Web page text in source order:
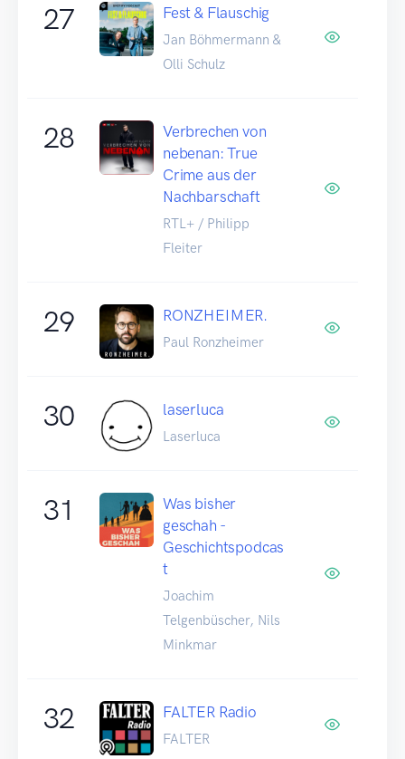
27 Fest & Flauschig
Jan Böhmermann &
Olli Schulz
28
Verbrechen von
nebenan: True
Crime aus der
Nachbarschaft
RTL+ / Philipp
Fleiter
29 RONZHEIMER.
Paul Ronzheimer
30 laserluca
Laserluca
31
Was bisher
geschah -
Geschichtspodcas
t
Joachim
Telgenbüscher, Nils
Minkmar
32 FALTER Radio
FALTER